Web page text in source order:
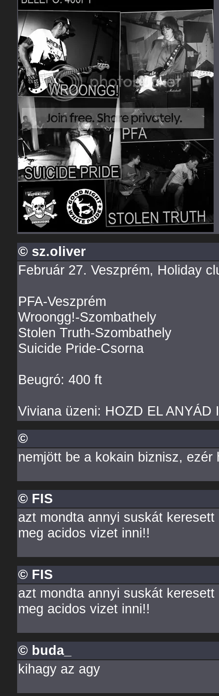
© sz.oliver
Február 27. Veszprém, Holiday
PFA-Veszprém
Wroongg!-Szombathely
Stolen Truth-Szombathely
Suicide Pride-Csorna
Beugró: 400 ft
Viviana üzeni: HOZD EL ANYÁD
©
nemjött be a kokain biznisz, ezér
© FIS
azt mondta annyi suskát
meg acidos vizet inni!!
© FIS
azt mondta annyi suskát
meg acidos vizet inni!!
© buda_
kihagy az agy